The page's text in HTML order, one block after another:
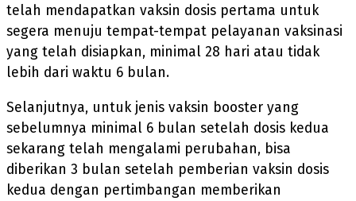
telah mendapatkan vaksin dosis pertama untuk
segera menuju tempat-tempat pelayanan vaksinasi
yang telah disiapkan, minimal 28 hari atau tidak
lebih dari waktu 6 bulan.
Selanjutnya, untuk jenis vaksin booster yang
sebelumnya minimal 6 bulan setelah dosis kedua
sekarang telah mengalami perubahan, bisa
diberikan 3 bulan setelah pemberian vaksin dosis
kedua dengan pertimbangan memberikan